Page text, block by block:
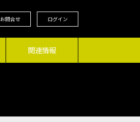
お問合せ ログイン
関連情報